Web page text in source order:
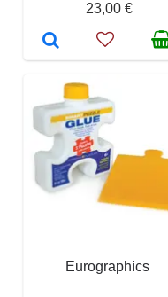
23,00 €
Eurographics